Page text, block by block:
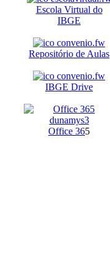
Escola Virtual do
IBGE
Repositório de Aulas
IBGE Drive
Office 365